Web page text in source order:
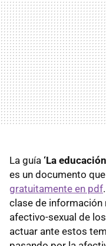
La guía ‘La
es un documento
gratuitamente en pdf
clase de información
afectivo-sexual de
actuar ante estos